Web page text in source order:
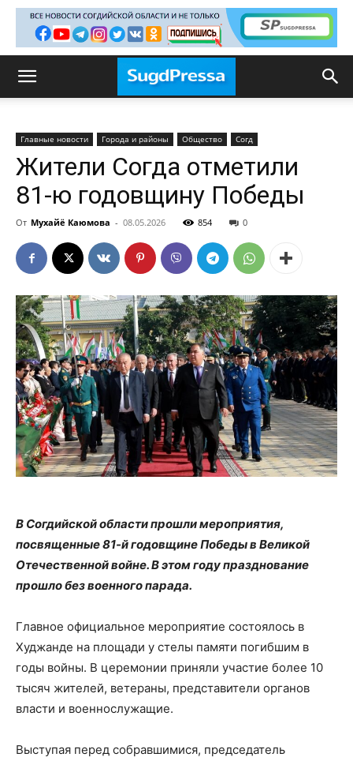
Главные новости Города и районы Общество Согд
Жители Согда отметили
81-ю годовщину Победы
От Мухайё Каюмова - 08.05.2026 854 0
В Согдийской области прошли мероприятия,
посвященные 81-й годовщине Победы в Великой
Отечественной войне. В этом году празднование
прошло без военного парада.
Главное официальное мероприятие состоялось в
Худжанде на площади у стелы памяти погибшим в
годы войны. В церемонии приняли участие более 10
тысяч жителей, ветераны, представители органов
власти и военнослужащие.
Выступая перед собравшимися, председатель